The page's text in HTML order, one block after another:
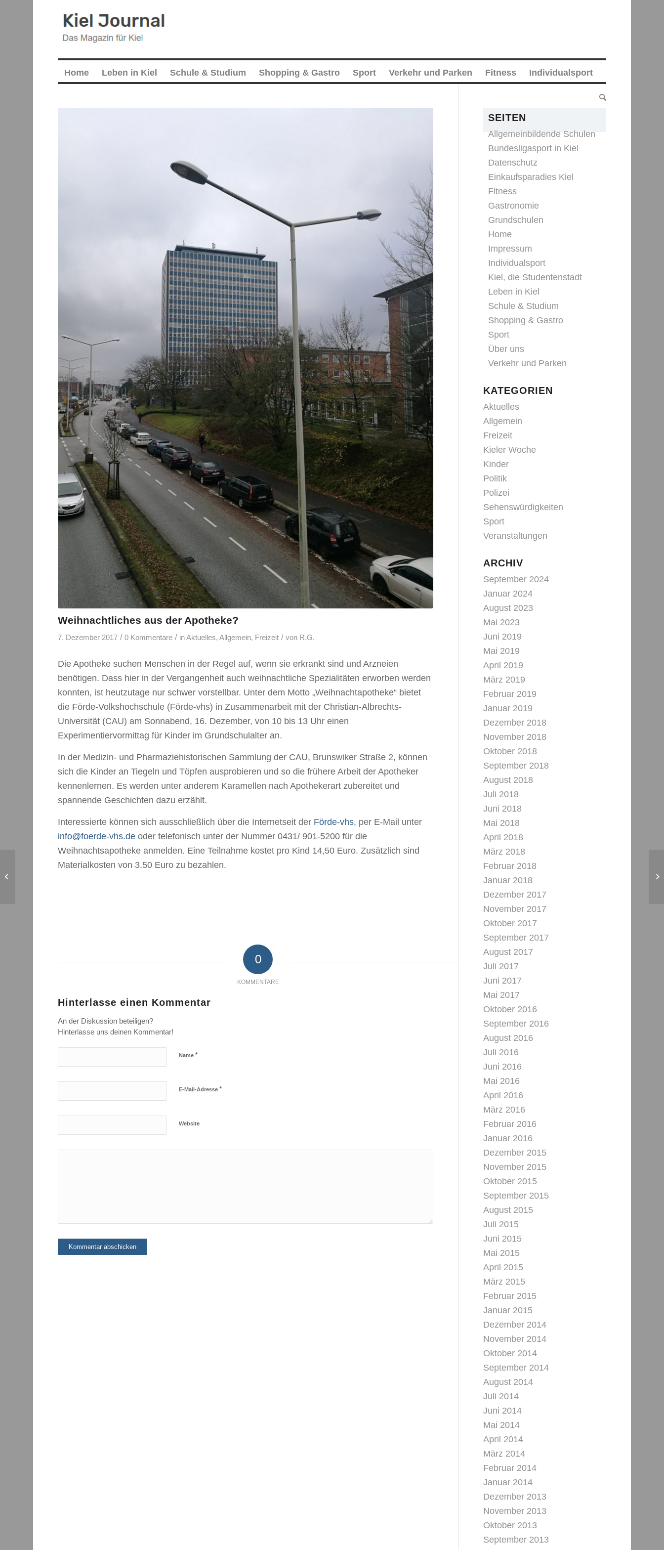
Home Leben in Kiel Schule & Studium Shopping & Gastro Sport Verkehr und Parken Fitness Individualsport
Weihnachtliches aus der Apotheke?
7. Dezember 2017 / 0 Kommentare / inAktuelles,Allgemein, Freizeit / von R.G.
Die Apotheke suchen Menschen in der Regel auf, wenn sie erkrankt sind und Arzneien
benötigen. Dass hier in der Vergangenheit auch weihnachtliche Spezialitäten erworben werden
konnten, ist heutzutage nur schwer vorstellbar. Unter dem Motto „Weihnachtapotheke“ bietet
die Förde-Volkshochschule (Förde-vhs) in Zusammenarbeit mit der Christian-Albrechts-
Universität (CAU) am Sonnabend, 16. Dezember, von 10 bis 13 Uhr einen
Experimentiervormittag für Kinder im Grundschulalter an.
In der Medizin- und Pharmaziehistorischen Sammlung der CAU, Brunswiker Straße 2, können
sich die Kinder an Tiegeln und Töpfen ausprobieren und so die frühere Arbeit der Apotheker
kennenlernen. Es werden unter anderem Karamellen nach Apothekerart zubereitet und
spannende Geschichten dazu erzählt.
Interessierte können sich ausschließlich über die Internetseit der Förde-vhs, per E-Mail unter
info@foerde-vhs.de oder telefonisch unter der Nummer 0431/ 901-5200 für die
Weihnachtsapotheke anmelden. Eine Teilnahme kostet pro Kind 14,50 Euro. Zusätzlich sind
Materialkosten von 3,50 Euro zu bezahlen.
0
KOMMENTARE
Hinterlasse einen Kommentar
An der Diskussion beteiligen?
Hinterlasse uns deinen Kommentar!
Name*
E-Mail-Adresse*
Website
SEITEN
Allgemeinbildende Schulen
Bundesligasport in Kiel
Datenschutz
Einkaufsparadies Kiel
Fitness
Gastronomie
Grundschulen
Home
Impressum
Individualsport
Kiel, die Studentenstadt
Leben in Kiel
Schule & Studium
Shopping & Gastro
Sport
Über uns
Verkehr und Parken
KATEGORIEN
Aktuelles
Allgemein
Freizeit
Kieler Woche
Kinder
Politik
Polizei
Sehenswürdigkeiten
Sport
Veranstaltungen
ARCHIV
September 2024
Januar 2024
August 2023
Mai 2023
Juni 2019
Mai 2019
April 2019
März 2019
Februar 2019
Januar 2019
Dezember 2018
November 2018
Oktober 2018
September 2018
August 2018
Juli 2018
Juni 2018
Mai 2018
April 2018
März 2018
Februar 2018
Januar 2018
Dezember 2017
November 2017
Oktober 2017
September 2017
August 2017
Juli 2017
Juni 2017
Mai 2017
Oktober 2016
September 2016
August 2016
Juli 2016
Juni 2016
Mai 2016
April 2016
März 2016
Februar 2016
Januar 2016
Dezember 2015
November 2015
Oktober 2015
September 2015
August 2015
Juli 2015
Juni 2015
Mai 2015
April 2015
März 2015
Februar 2015
Januar 2015
Dezember 2014
November 2014
Oktober 2014
September 2014
August 2014
Juli 2014
Juni 2014
Mai 2014
April 2014
März 2014
Februar 2014
Januar 2014
Dezember 2013
November 2013
Oktober 2013
September 2013